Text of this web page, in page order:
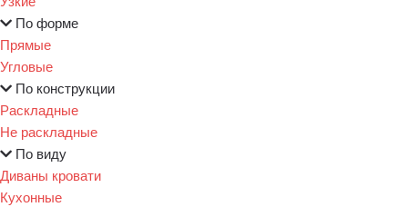
По форме
Прямые
Угловые
По конструкции
Раскладные
Не раскладные
По виду
Диваны кровати
Кухонные